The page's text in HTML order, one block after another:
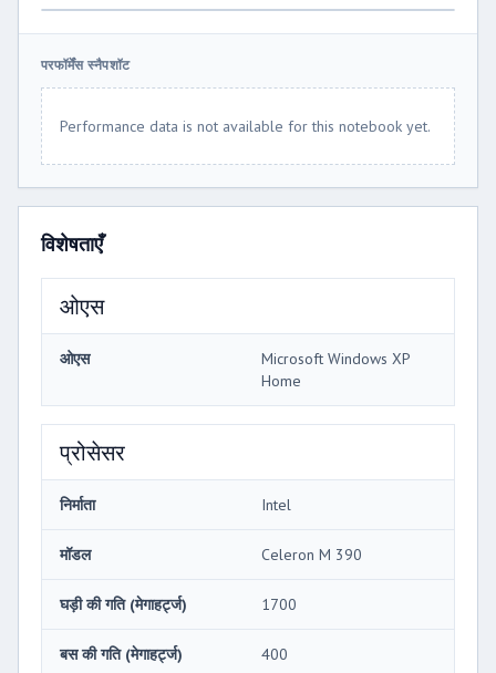
परफॉर्मेंस स्नैपशॉट
Performance data is not available for this notebook yet.
विशेषताएँ
ओएस
ओएस
Microsoft Windows XP
Home
प्रोसेसर
निर्माता Intel
मॉडल Celeron M 390
घड़ी की गति (मेगाहर्ट्ज) 1700
बस की गति (मेगाहर्ट्ज) 400